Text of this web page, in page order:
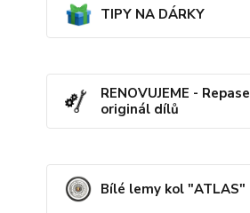
TIPY NA DÁRKY
RENOVUJEME - Repase
originál dílů
Bílé lemy kol "ATLAS"